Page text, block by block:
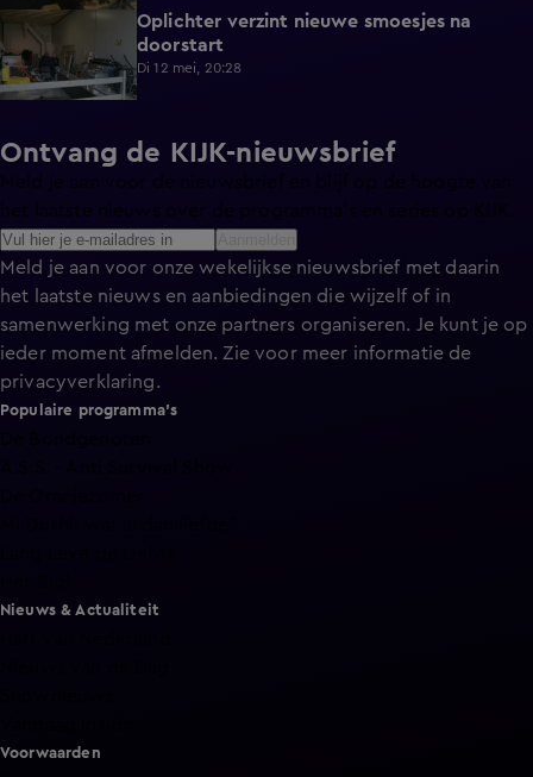
Oplichter verzint nieuwe smoesjes na
doorstart
Di 12 mei, 20:28
Ontvang de KIJK-nieuwsbrief
Meld je aan voor de nieuwsbrief en blijf op de hoogte van
Meld je aan voor onze wekelijkse nieuwsbrief met daarin
het laatste nieuws en aanbiedingen die wijzelf of in
samenwerking met onze partners organiseren. Je kunt je op
ieder moment afmelden. Zie voor meer informatie de
privacyverklaring.
Populaire programma's
Nieuws & Actualiteit
Voorwaarden